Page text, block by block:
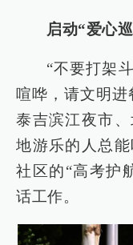
启动“爱心
“不要打架
喧哗，请文明进
泰吉滨江夜市
地游乐的人总
社区的“高考护
话工作。